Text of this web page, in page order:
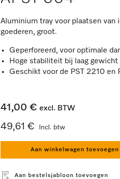
Aluminium tray voor plaatsen van
goederen, groot.
Geperforeerd, voor optimale
Hoge stabiliteit bij laag gewicht
Geschikt voor de PST 2210 en
41,00 € excl. BTW
49,61 € Incl. btw
Aan winkelwagen toevoegen
Aan bestelsjabloon toevoegen